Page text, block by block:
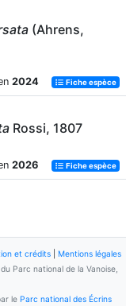
(Ahrens,
2024 Fiche espèce
Rossi, 1807
2026 Fiche espèce
et crédits
Mentions légales
Parc national de la Vanoise,
le Parc national des Écrins